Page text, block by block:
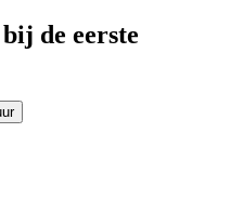
de eerste